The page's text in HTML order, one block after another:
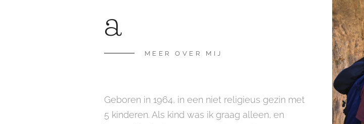
a
MEER OVER MIJ
Geboren in 1964, in een niet religieus gezin met
5 kinderen. Als kind was ik graag alleen, en